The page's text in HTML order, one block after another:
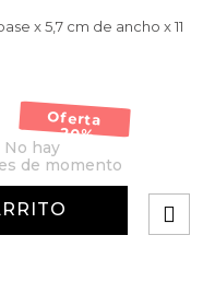
x 5,7 cm de ancho x 11
Oferta
-20%
No hay
de momento